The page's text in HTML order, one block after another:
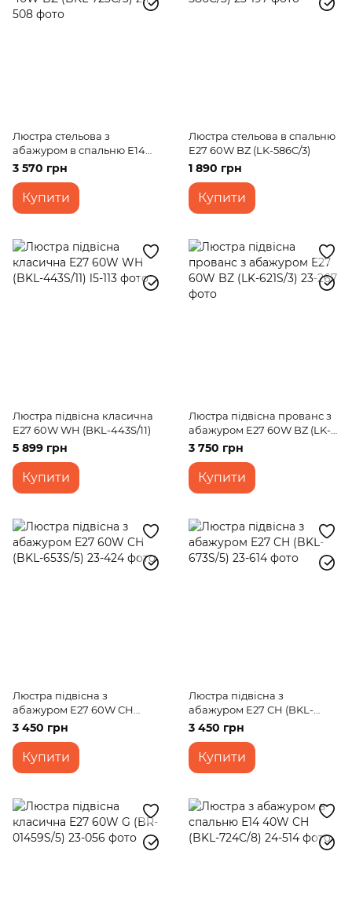
Люстра стельова з
абажуром в спальню Е14
40W BZ (BKL-723C/3)
3 570 грн
Купити
Люстра стельова в спальню
E27 60W BZ (LK-586C/3)
1 890 грн
Купити
Люстра підвісна класична
E27 60W WH (BKL-443S/11)
5 899 грн
Купити
Люстра підвісна прованс з
абажуром E27 60W BZ (LK-
621S/3)
3 750 грн
Купити
Люстра підвісна з
абажуром E27 60W CH
(BKL-653S/5)
3 450 грн
Купити
Люстра підвісна з
абажуром E27 CH (BKL-
673S/5)
3 450 грн
Купити